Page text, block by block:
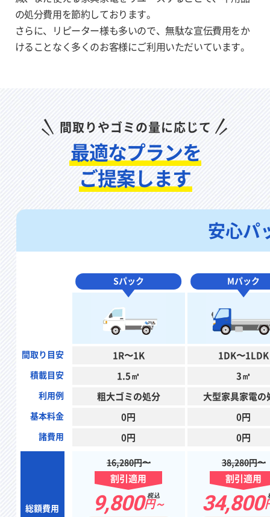
の処分費用を節約しております。
さらに、リピーター様も多いので、無駄な宣伝費用をか
けることなく多く のお客様にご利用いただいています。
間取りやゴミの量に応じて
最適なプランを
ご提案します
安心パ
Sパック Mパック
間取り目安 1R〜1K 1DK〜1LDK
積載目安 1.5㎥ 3㎥
利用例 粗大ゴミの処分 大型家具家電の
基本料金 0円 0円
諸費用 0円 0円
総額費用
16,280円〜
割引適用
9,800円～
税込
38,280円〜
割引適用
34,800